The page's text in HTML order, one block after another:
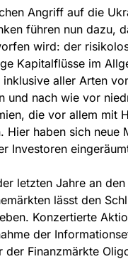
Angriff auf die
führen nun dazu,
wird: der
Kapitalflüsse im
aller Arten
und nach wie vor
die vor allem mit
Hier haben sich
Investoren
letzten Jahre an
lässt den
Konzertierte
der
Finanzmärkte